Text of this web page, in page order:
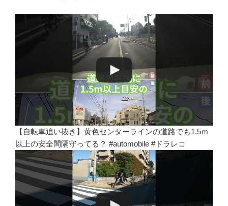
【自転車追い抜き】黄色センターラインの道路でも1.5ｍ
以上の安全間隔守ってる？ #automobile #ドラレコ